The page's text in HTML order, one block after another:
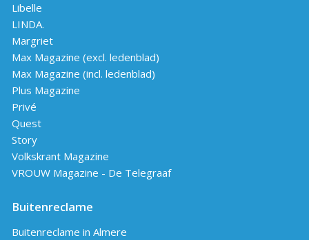
Libelle
LINDA.
Margriet
Max Magazine (excl. ledenblad)
Max Magazine (incl. ledenblad)
Plus Magazine
Privé
Quest
Story
Volkskrant Magazine
VROUW Magazine - De Telegraaf
Buitenreclame
Buitenreclame in Almere